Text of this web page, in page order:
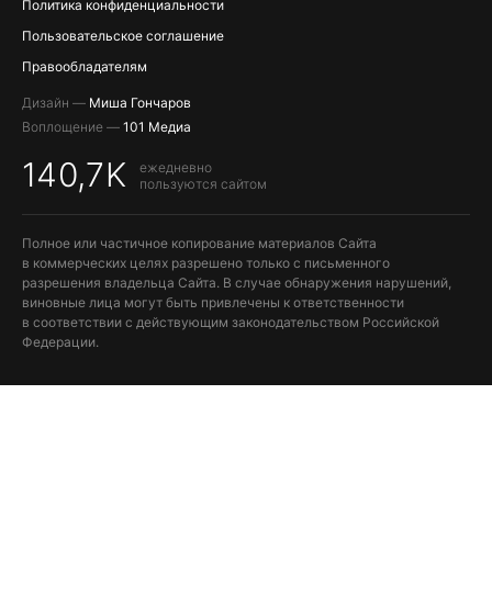
Политика конфиденциальности
Пользовательское соглашение
Правообладателям
Дизайн — Миша Гончаров
Воплощение — 101 Медиа
140,7K
ежедневно
пользуются сайтом
Полное или частичное копирование материалов Сайта
в коммерческих целях разрешено только с письменного
разрешения владельца Сайта. В случае обнаружения нарушений,
виновные лица могут быть привлечены к ответственности
в соответствии с действующим законодательством Российской
Федерации.